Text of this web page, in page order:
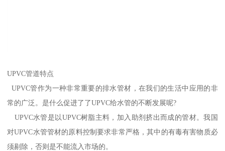
UPVC管道特点
UPVC管作为一种非常重要的排水管材，在我们的生活中应用的非
常的广泛。是什么促进了了UPVC给水管的不断发展呢?
UPVC水管是以UPVC树脂主料，加入助剂挤出而成的管材。我国
对UPVC水管管材的原料控制要求非常严格，其中的有毒有害物质必
须剔除，否则是不能流入市场的。